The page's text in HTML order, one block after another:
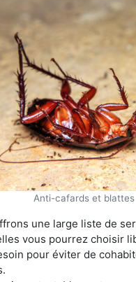
Anti-cafards et blattes
une large liste de
vous pourrez choisir
pour éviter de